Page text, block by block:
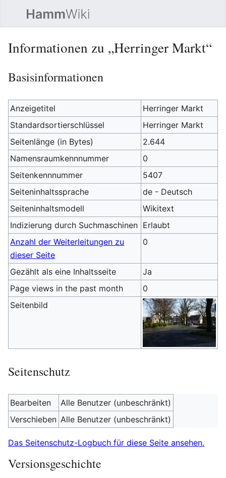
Informationen zu „Herringer Markt“
Basisinformationen
Anzeigetitel
Herringer Markt
Standardsortierschlüssel
Herringer Markt
Seitenlänge (in Bytes)
2.644
Namensraumkennnummer
0
Seitenkennnummer
5407
Seiteninhaltssprache
de - Deutsch
Seiteninhaltsmodell
Wikitext
Indizierung durch Suchmaschinen Erlaubt
Anzahl der Weiterleitungen zu
dieser Seite
0
Gezählt als eine Inhaltsseite
Ja
Page views in the past month
0
Seitenbild
Seitenschutz
Bearbeiten
Alle Benutzer (unbeschränkt)
Verschieben Alle Benutzer (unbeschränkt)
Das Seitenschutz-Logbuch für diese Seite ansehen.
Versionsgeschichte